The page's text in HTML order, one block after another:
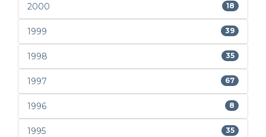
2000 18
1999 39
1998 35
1997 67
1996 8
1995 35